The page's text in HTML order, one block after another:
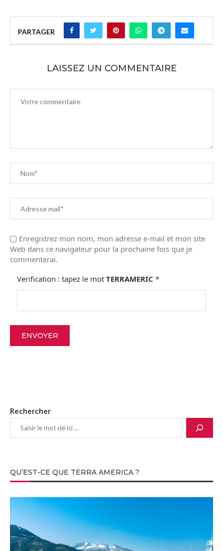
PARTAGER
LAISSEZ UN COMMENTAIRE
Enregistrez mon nom, mon adresse e-mail et mon site
Web dans ce navigateur pour la prochaine fois que je
commenterai.
Verification : tapez le mot TERRAMERIC *
Rechercher
QU’EST-CE QUE TERRA AMERICA ?